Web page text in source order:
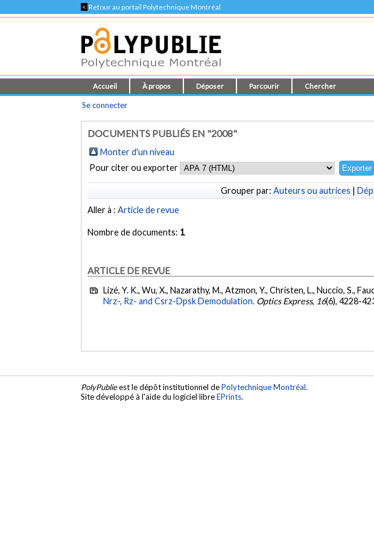
< Retour au portail Polytechnique Montréal
Accueil À propos Déposer Parcourir Chercher
Se connecter
DOCUMENTS PUBLIÉS EN "2008"
Monter d'un niveau
Pour citer ou exporter
Grouper par: Auteurs ou autrices |
Aller à :Article de revue
Nombre de documents: 1
ARTICLE DE REVUE
Lizé, Y. K., Wu, X., Nazarathy, M., Atzmon, Y., Christen, L., Nuccio, S.,
Nrz-, Rz- and Csrz-Dpsk Demodulation. Optics Express, 16(6), 4228-
PolyPublieest le dépôt institutionnel dePolytechnique Montréal.
Site développé à l'aide du logiciel libreEPrints.